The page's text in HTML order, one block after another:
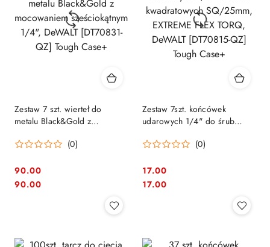
Zestaw 7 szt. wierteł do
metalu Black&Gold z
1/4", DeWALT [DT70831-QZ]
(0)
Cena:
90.00
Cena:
90.00
Zestaw 7szt. końcówek
udarowych 1/4" do śrub
EXTREME FLEX TORQ,
Case+
(0)
Cena:
17.00
Cena:
17.00